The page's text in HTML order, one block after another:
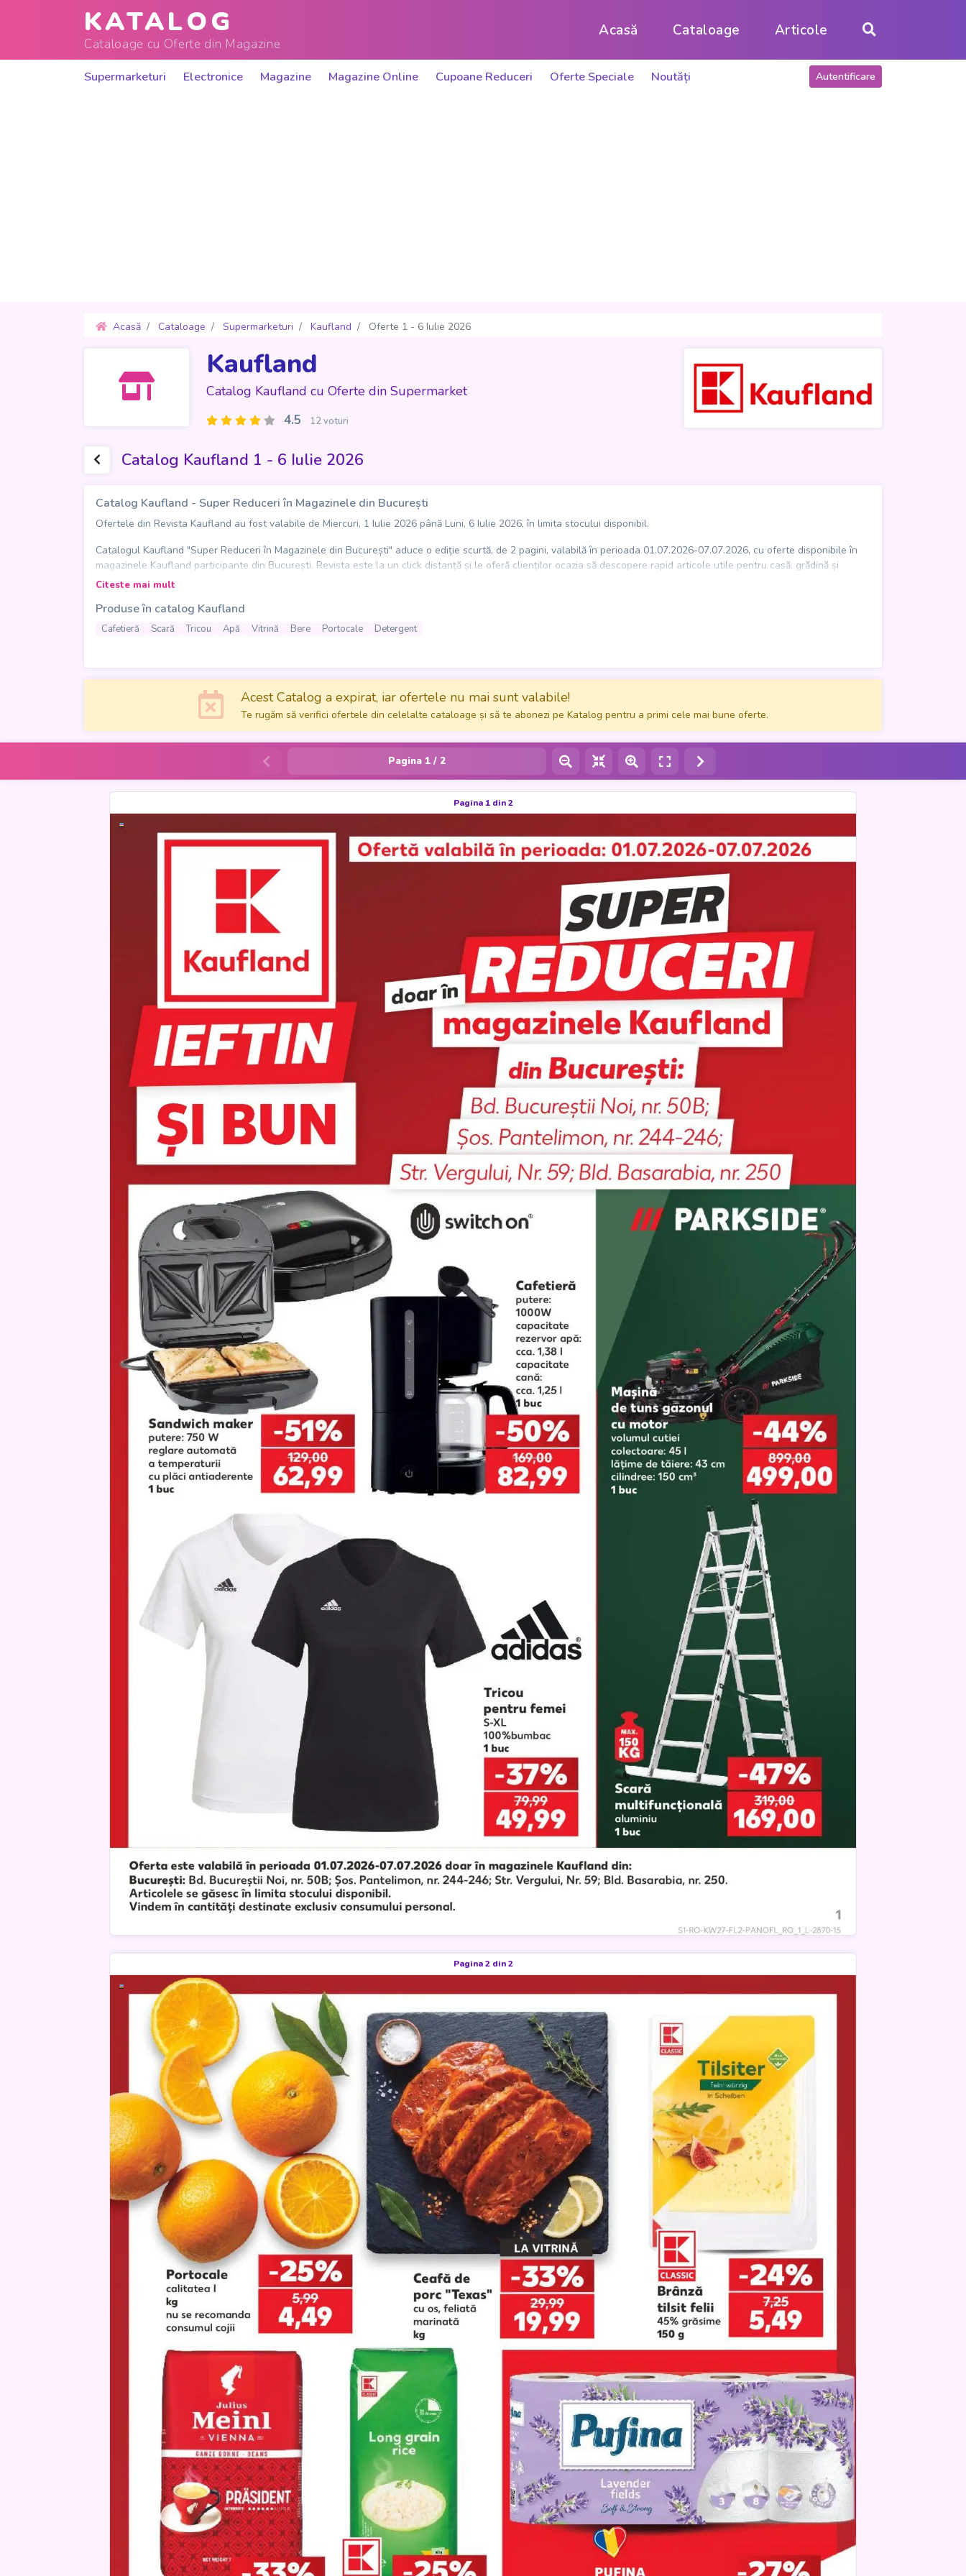
KATALOG
Cataloage cu Oferte din Magazine
Acasă Cataloage Articole
Supermarketuri Electronice Magazine Magazine Online Cupoane Reduceri Oferte Speciale Noutăți Autentificare
Acasă Cataloage Supermarketuri Kaufland Oferte 1 - 6 Iulie 2026
Kaufland
Catalog Kaufland cu Oferte din Supermarket
4.5 12 voturi
Catalog Kaufland 1 - 6 Iulie 2026
Catalog Kaufland - Super Reduceri în Magazinele din București
Ofertele din Revista Kaufland au fost valabile de Miercuri, 1 Iulie 2026 până Luni, 6 Iulie 2026, în limita stocului disponibil.
Catalogul Kaufland "Super Reduceri în Magazinele din București" aduce o ediție scurtă, de 2 pagini, valabilă în perioada 01.07.2026-07.07.2026, cu oferte disponibile în
magazinele Kaufland participante din București. Revista este la un click distanță și le oferă clienților ocazia să descopere rapid articole utile pentru casă, grădină și
garderobă, precum cafetieră, sandwich maker, mașină de tuns gazon, tricou pentru femei, scară multifuncțională, dar și produse de zi cu zi precum detergent, bere sau
din București.
Citeste mai mult
Produse în catalog Kaufland
Cafetieră Scară Tricou Apă Vitrină Bere Portocale Detergent
Acest Catalog a expirat, iar ofertele nu mai sunt valabile!
Te rugăm să verifici ofertele din celelalte cataloage și să te abonezi pe Katalog pentru a primi cele mai bune oferte.
Pagina 1 / 2
Pagina 1 din 2
Pagina 2 din 2